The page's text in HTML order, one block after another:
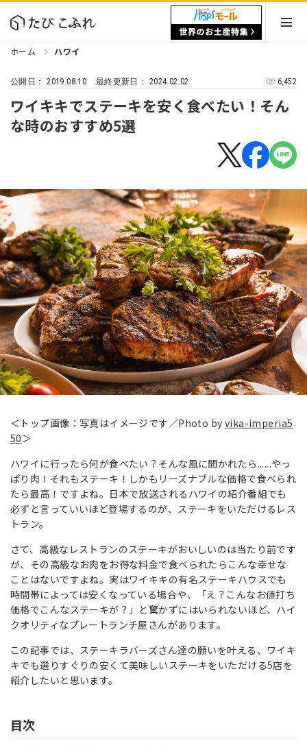
ホーム ハワイ
公開日：2019.08.10 最終更新日： 2024.02.02 6,452
ワイキキでステーキを安く食べたい！そん
な時のおすすめ5選
＜トップ画像：写真はイメージです／Photo by vika-imperia5
50＞
ハワイに行ったら何が食べたい？そんな風に聞かれたら......やっ
ぱり肉！それもステーキ！しかもリーズナブルな価格で食べられ
たら最高！ですよね。日本で放送されるハワイの紹介番組でも
必ずと言っていいほど登場するのが、ステーキをいただけるレス
トラン。
さて、高級なレストランのステーキがおいしいのは当たり前です
が、その高級なお肉をお得な料金で食べられたらこんな幸せな
ことはないですよね。実はワイキキの有名ステーキハウスでも
時間帯によっては安くなっている場合や、「え？こんなお値打ち
価格でこんなステーキが？」と驚かずにはいられないほど、ハイ
クオリティなプレートランチ屋さんがあります。
この記事では、ステーキラバーズさん達の願いを叶える、ワイキ
キでも選りすぐりの安くて美味しいステーキをいただける5店を
紹介したいと思います。
目次